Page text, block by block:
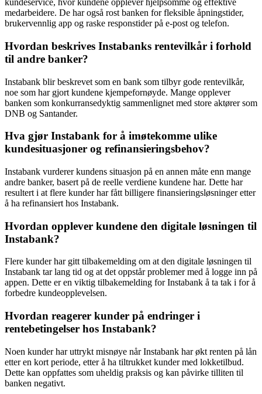
kundeservice, hvor kundene opplever hjelpsomme og effektive
medarbeidere. De har også rost banken for fleksible åpningstider,
brukervennlig app og raske responstider på e-post og telefon.
Hvordan beskrives Instabanks rentevilkår i forhold
til andre banker?
Instabank blir beskrevet som en bank som tilbyr gode rentevilkår,
noe som har gjort kundene kjempefornøyde. Mange opplever
banken som konkurransedyktig sammenlignet med store aktører som
DNB og Santander.
Hva gjør Instabank for å imøtekomme ulike
kundesituasjoner og refinansieringsbehov?
Instabank vurderer kundens situasjon på en annen måte enn mange
andre banker, basert på de reelle verdiene kundene har. Dette har
resultert i at flere kunder har fått billigere finansieringsløsninger etter
å ha refinansiert hos Instabank.
Hvordan opplever kundene den digitale løsningen til
Instabank?
Flere kunder har gitt tilbakemelding om at den digitale løsningen til
Instabank tar lang tid og at det oppstår problemer med å logge inn på
appen. Dette er en viktig tilbakemelding for Instabank å ta tak i for å
forbedre kundeopplevelsen.
Hvordan reagerer kunder på endringer i
rentebetingelser hos Instabank?
Noen kunder har uttrykt misnøye når Instabank har økt renten på lån
etter en kort periode, etter å ha tiltrukket kunder med lokketilbud.
Dette kan oppfattes som uheldig praksis og kan påvirke tilliten til
banken negativt.